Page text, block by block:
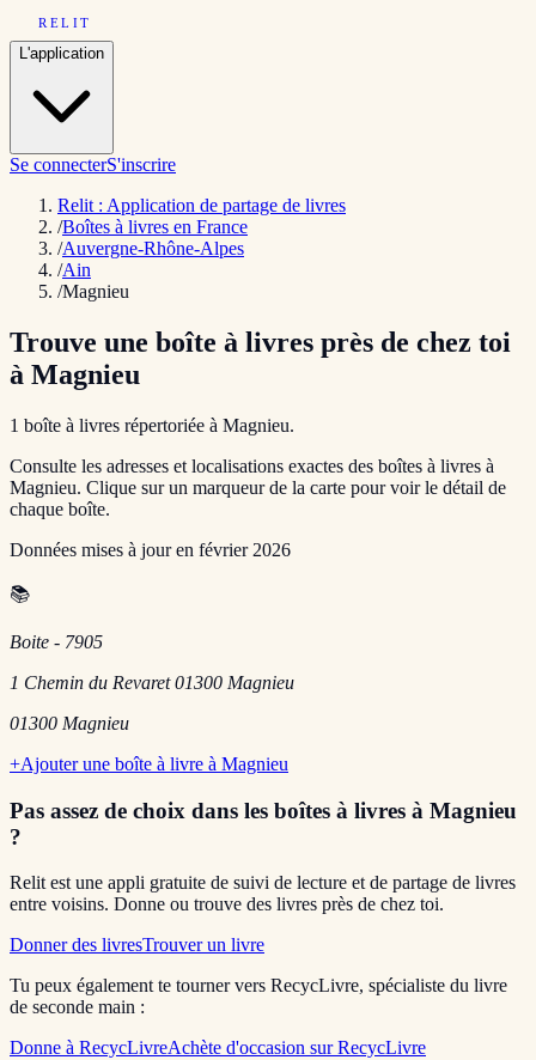
RELIT
L'application
Se connecterS'inscrire
Relit : Application de partage de livres
/Boîtes à livres en France
/Auvergne-Rhône-Alpes
/Ain
/Magnieu
Trouve une boîte à livres près de chez toi
à Magnieu
1 boîte à livres répertoriée à Magnieu.
Consulte les adresses et localisations exactes des boîtes à livres à
Magnieu. Clique sur un marqueur de la carte pour voir le détail de
chaque boîte.
Données mises à jour en février 2026
📚
Boite - 7905
1 Chemin du Revaret 01300 Magnieu
01300 Magnieu
+Ajouter une boîte à livre à Magnieu
Pas assez de choix dans les boîtes à livres à Magnieu
?
Relit est une appli gratuite de suivi de lecture et de partage de livres
entre voisins. Donne ou trouve des livres près de chez toi.
Donner des livresTrouver un livre
Tu peux également te tourner vers RecycLivre, spécialiste du livre
de seconde main :
Donne à RecycLivreAchète d'occasion sur RecycLivre